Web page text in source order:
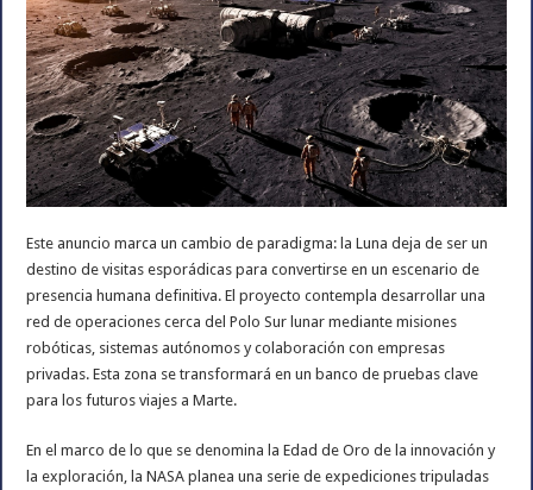
Este anuncio marca un cambio de paradigma: la Luna deja de ser un
destino de visitas esporádicas para convertirse en un escenario de
presencia humana definitiva. El proyecto contempla desarrollar una
red de operaciones cerca del Polo Sur lunar mediante misiones
robóticas, sistemas autónomos y colaboración con empresas
privadas. Esta zona se transformará en un banco de pruebas clave
para los futuros viajes a Marte.
En el marco de lo que se denomina la Edad de Oro de la innovación y
la exploración, la NASA planea una serie de expediciones tripuladas